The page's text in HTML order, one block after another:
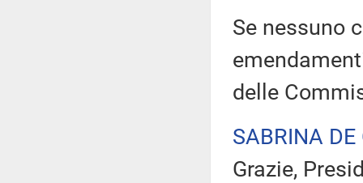
Se nessuno
delle
SABRINA DE
Grazie,